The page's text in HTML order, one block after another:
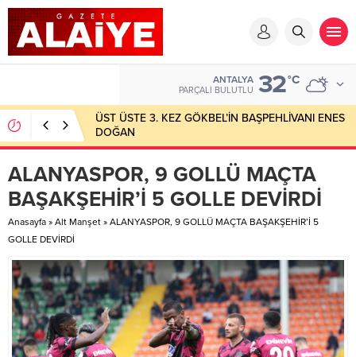
ANTALYA
PARÇALI BULUTLU 32°C
ÜST ÜSTE 3. KEZ GÖKBEL’İN BAŞPEHLİVANI ENES
DOĞAN
ALANYASPOR, 9 GOLLÜ MAÇTA
BAŞAKŞEHİR’İ 5 GOLLE DEVİRDİ
Anasayfa » Alt Manşet » ALANYASPOR, 9 GOLLÜ MAÇTA BAŞAKŞEHİR’İ 5
GOLLE DEVİRDİ